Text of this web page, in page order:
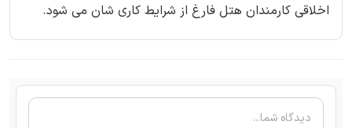
اخلاقی کارمندان هتل فارغ از شرایط کاری شان می شود.